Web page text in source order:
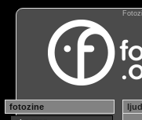
fotozine